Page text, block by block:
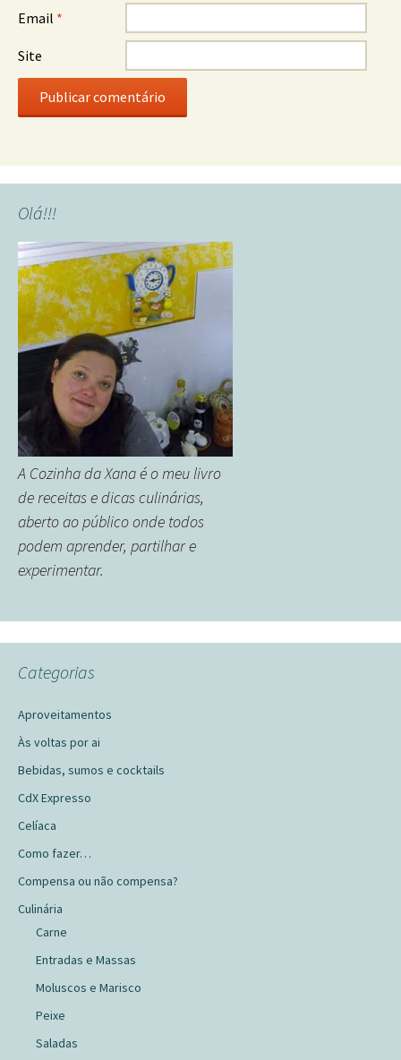
Email *
Site
Olá!!!
A Cozinha da Xana é o meu livro
de receitas e dicas culinárias,
aberto ao público onde todos
podem aprender, partilhar e
experimentar.
Categorias
Aproveitamentos
Às voltas por ai
Bebidas, sumos e cocktails
CdX Expresso
Celíaca
Como fazer…
Compensa ou não compensa?
Culinária
Carne
Entradas e Massas
Moluscos e Marisco
Peixe
Saladas